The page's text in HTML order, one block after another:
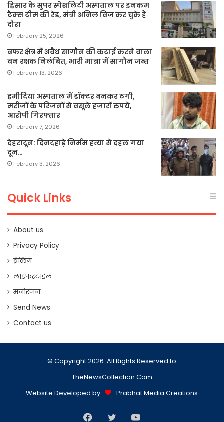
हिसार के सुपर स्पेशलिटी अस्पताल पर इनकम
टैक्स टीम की रेड, मंत्री अनिल विज कर चुके हैं
दौरा
February 25, 2026
बफर क्षेत्र में अवैध सागौन की कटाई करने वाला
वन रक्षक निलंबित, भारी मात्रा में सागौन जब्त
February 13, 2026
हमीदिया अस्पताल में डॉक्टर बनकर ठगी,
मरीजों के परिजनों से वसूले हजारों रुपये,
आरोपी गिरफ्तार
February 7, 2026
देहरादून: दिनदहाड़े निर्मम हत्या से दहल गया
दून…
February 3, 2026
Quick Links
About us
Privacy Policy
ब्रेकिंग
लाइफस्टाइल
मनोरंजन
Send News
Contact us
© Copyright 2026. All Rights Reserved to
TheNewsCollection.Com
Website Developed by
Prabhat Media Creations
Facebook
TwitterYouTube